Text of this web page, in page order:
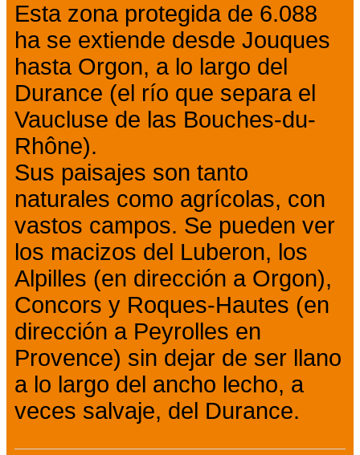
Esta zona protegida de 6.088
ha se extiende desde Jouques
hasta Orgon, a lo largo del
Durance (el río que separa el
Vaucluse de las Bouches-du-
Rhône).
Sus paisajes son tanto
naturales como agrícolas, con
vastos campos. Se pueden ver
los macizos del Luberon, los
Alpilles (en dirección a Orgon),
Concors y Roques-Hautes (en
dirección a Peyrolles en
Provence) sin dejar de ser llano
a lo largo del ancho lecho, a
veces salvaje, del Durance.